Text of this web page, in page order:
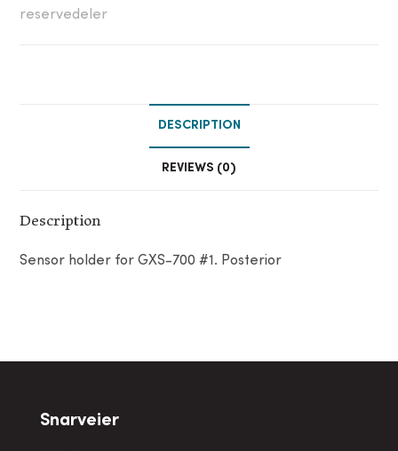
reservedeler
DESCRIPTION
REVIEWS (0)
Description
Sensor holder for GXS-700 #1. Posterior
Snarveier